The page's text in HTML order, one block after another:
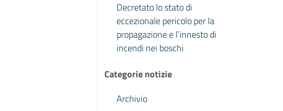
Decretato lo stato di
eccezionale pericolo per la
propagazione e l’innesto di
incendi nei boschi
Categorie notizie
Archivio